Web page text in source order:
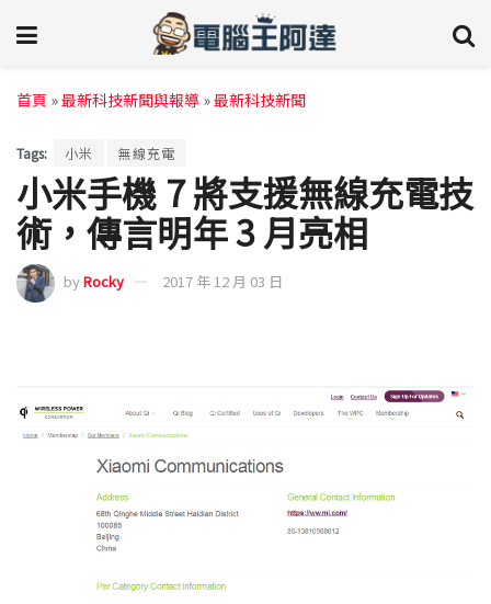
首頁 »最新科技新聞與報導 »最新科技新聞
Tags: 小米 無線充電
小米手機 7 將支援無線充電技
術，傳言明年 3 月亮相
byRocky 2017 年 12 月 03 日